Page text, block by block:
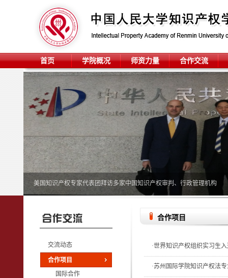
首页 学院概况 师资力量 合作交流
美国知识产权专家代表团拜访多家中国知识产权审判、行政管理机构
交流动态
合作项目
国际合作
合作项目
·世界知识产权组织实习生
·苏州国际学院知识产权法